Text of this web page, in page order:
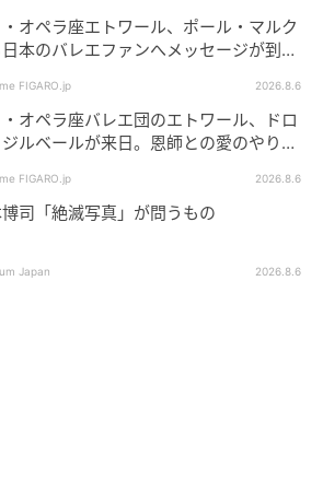
オペラ座エトワール、ポール・マルク
本のバレエファンへメッセージが到
FIGARO.jp 2026.8.6
オペラ座バレエ団のエトワール、ドロ
ルベールが来日。恩師との愛のやりと
FIGARO.jp 2026.8.6
司「絶滅写真」が問うもの
Japan 2026.8.6